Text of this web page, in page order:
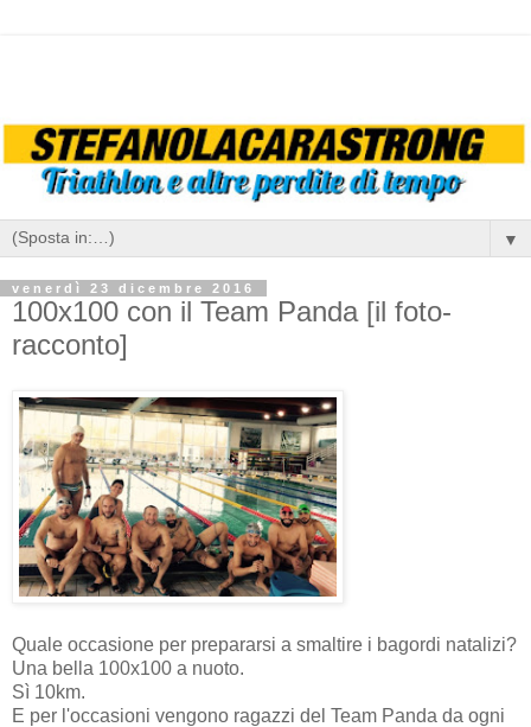
▼
venerdì 23 dicembre 2016
100x100 con il Team Panda [il foto-
racconto]
Quale occasione per prepararsi a smaltire i bagordi natalizi?
Una bella 100x100 a nuoto.
Sì 10km.
E per l'occasioni vengono ragazzi del Team Panda da ogni